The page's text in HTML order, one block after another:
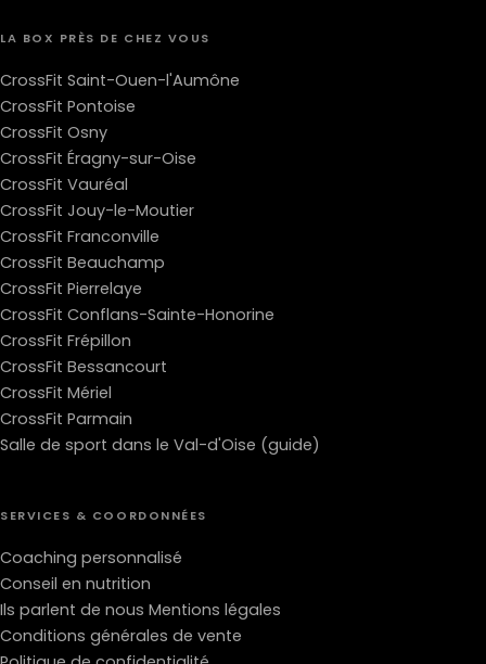
LA BOX PRÈS DE CHEZ VOUS
CrossFit Saint-Ouen-l'Aumône
CrossFit Pontoise
CrossFit Osny
CrossFit Éragny-sur-Oise
CrossFit Vauréal
CrossFit Jouy-le-Moutier
CrossFit Franconville
CrossFit Beauchamp
CrossFit Pierrelaye
CrossFit Conflans-Sainte-Honorine
CrossFit Frépillon
CrossFit Bessancourt
CrossFit Mériel
CrossFit Parmain
Salle de sport dans le Val-d'Oise (guide)
SERVICES & COORDONNÉES
Coaching personnalisé
Conseil en nutrition
Ils parlent de nous Mentions légales
Conditions générales de vente